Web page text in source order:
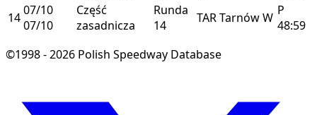
1407/10
07/10
Część
zasadnicza
Runda
14
TARTarnówW P
48:59
©1998 - 2026 Polish Speedway Database